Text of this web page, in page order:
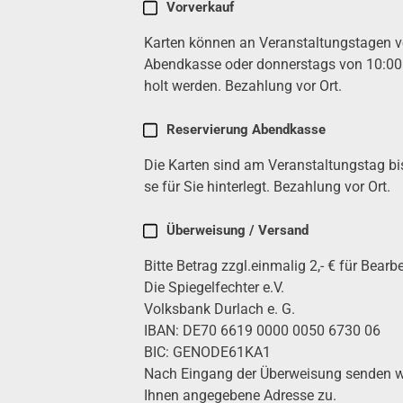
Karten
fen (erfor­
der­
lich)
Vor­ver­kauf
Karten kön­nen an Ver­an­stal­tungs­ta­gen
Abend­kas­se oder don­ners­tags von
holt wer­den. Bezah­lung vor Ort.
Reser­vie­rung Abend­kas­se
Die Karten sind am Ver­an­stal­tungs­tag
se für Sie hin­ter­legt. Bezah­lung vor Ort.
Über­wei­sung / Ver­sand
Bit­te Betrag zzgl.einmalig 2,- € für
Die Spie­gel­fech­ter e.V.
Volks­bank Dur­lach e. G.
IBAN: DE70 6619 0000 0050 6730 06
BIC: GENODE61KA1
Nach Ein­gang der Über­wei­sung sen­den
Ihnen ange­ge­be­ne Adres­se zu.